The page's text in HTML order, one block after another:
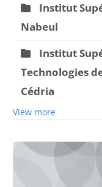
Institut
Nabeul
Institut
Technologies
Cédria
View more